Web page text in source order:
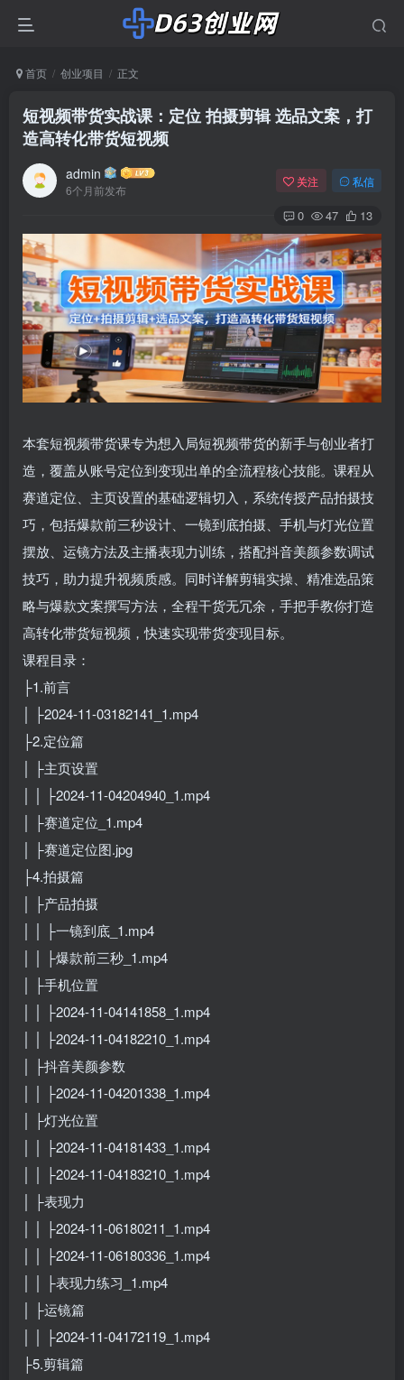
首页 创业项目 正文
短视频带货实战课：定位 拍摄剪辑 选品文案，打
造高转化带货短视频
admin
6个月前发布
关注 私信
0 47 13
本套短视频带货课专为想入局短视频带货的新手与创业者打
造，覆盖从账号定位到变现出单的全流程核心技能。课程从
赛道定位、主页设置的基础逻辑切入，系统传授产品拍摄技
巧，包括爆款前三秒设计、一镜到底拍摄、手机与灯光位置
摆放、运镜方法及主播表现力训练，搭配抖音美颜参数调试
技巧，助力提升视频质感。同时详解剪辑实操、精准选品策
略与爆款文案撰写方法，全程干货无冗余，手把手教你打造
高转化带货短视频，快速实现带货变现目标。
课程目录：
├1.前言
│ ├2024-11-03182141_1.mp4
├2.定位篇
│ ├主页设置
│ │ ├2024-11-04204940_1.mp4
│ ├赛道定位_1.mp4
│ ├赛道定位图.jpg
├4.拍摄篇
│ ├产品拍摄
│ │ ├一镜到底_1.mp4
│ │ ├爆款前三秒_1.mp4
│ ├手机位置
│ │ ├2024-11-04141858_1.mp4
│ │ ├2024-11-04182210_1.mp4
│ ├抖音美颜参数
│ │ ├2024-11-04201338_1.mp4
│ ├灯光位置
│ │ ├2024-11-04181433_1.mp4
│ │ ├2024-11-04183210_1.mp4
│ ├表现力
│ │ ├2024-11-06180211_1.mp4
│ │ ├2024-11-06180336_1.mp4
│ │ ├表现力练习_1.mp4
│ ├运镜篇
│ │ ├2024-11-04172119_1.mp4
├5.剪辑篇